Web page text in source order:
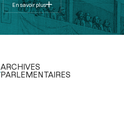
En savoir plus
ARCHIVES
PARLEMENTAIRES